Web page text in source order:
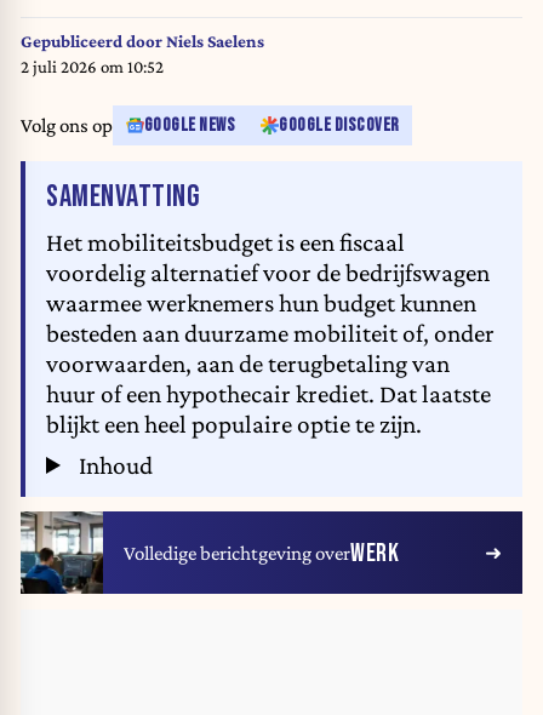
National Maritime Conference. The National Maritime Conference
(NMK), scheduled for April 29 and 30, 2026, is the German government's
central event for supporting the maritime industry. Ina FASSBENDER /
Gepubliceerd doorNiels Saelens
2 juli 2026 om 10:52
Volg ons op GOOGLE NEWS GOOGLE DISCOVER
SAMENVATTING
Het mobiliteitsbudget is een fiscaal
voordelig alternatief voor de bedrijfswagen
waarmee werknemers hun budget kunnen
besteden aan duurzame mobiliteit of, onder
voorwaarden, aan de terugbetaling van
huur of een hypothecair krediet. Dat laatste
blijkt een heel populaire optie te zijn.
Inhoud
Volledige berichtgeving overWERK